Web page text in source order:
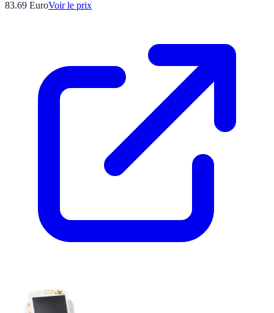
83.69 EuroVoir le prix